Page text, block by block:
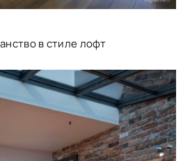
в стиле лофт